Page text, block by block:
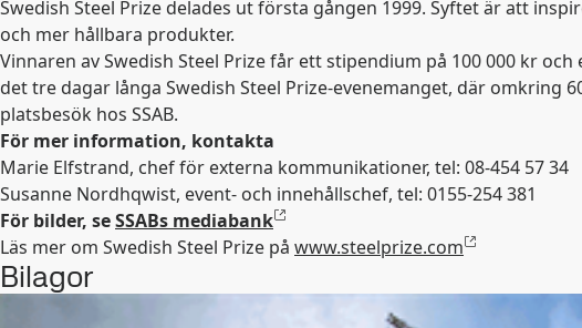
Swedish Steel Prize delades ut första gången 1999. Syftet är att
och mer hållbara produkter.
Vinnaren av Swedish Steel Prize får ett stipendium på 100 000 kr
det tre dagar långa Swedish Steel Prize-evenemanget, där
platsbesök hos SSAB.
För mer information, kontakta
Marie Elfstrand, chef för externa kommunikationer, tel: 08-454 57 34
Susanne Nordhqwist, event- och innehållschef, tel: 0155-254 381
För bilder, seSSABs mediabank
Läs mer om Swedish Steel Prize på www.steelprize.com
Bilagor